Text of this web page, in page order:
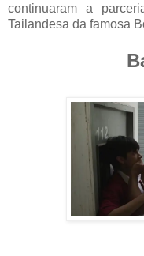
continuaram a
Tailandesa da famosa